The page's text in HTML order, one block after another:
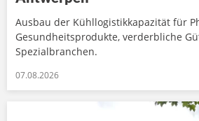
Ausbau der Kühllogistikkapazität für
Gesundheitsprodukte, verderbliche
Spezialbranchen.
07.08.2026